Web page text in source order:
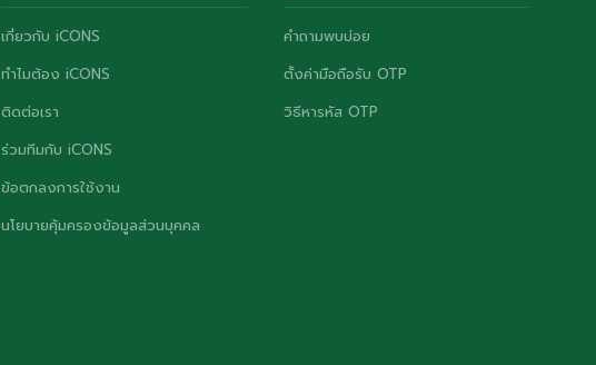
เกี่ยวกับ iCONS
ทำไมต้อง iCONS
ติดต่อเรา
ร่วมทีมกับ iCONS
ข้อตกลงการใช้งาน
นโยบายคุ้มครองข้อมูลส่วนบุคคล
คำถามพบบ่อย
ตั้งค่ามือถือรับ OTP
วิธีหารหัส OTP